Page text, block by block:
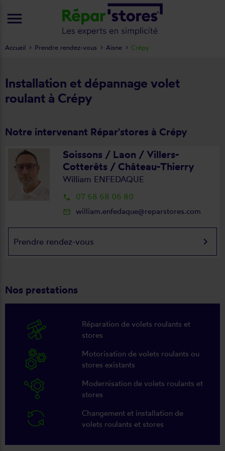
Installation et dépannage volet
roulant à Crépy
Notre intervenant Répar'stores à Crépy
Soissons / Laon / Villers-
Cotterêts / Château-Thierry
William ENFEDAQUE
local_phone 07 68 68 06 80
mail_outline william.enfedaque@reparstores.com
Prendre rendez-vous keyboard_arrow_right
Nos prestations
Réparation de volets roulants et
stores
Motorisation de volets roulants ou
stores existants
Modernisation de volets roulants et
stores
Changement et installation de
volets roulants et stores
Accueil Prendre rendez-vous Aisne Crépy
menu